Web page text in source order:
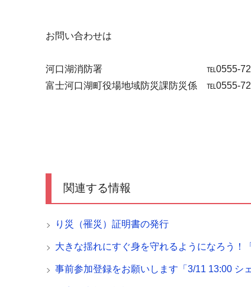
お問い合わせは
河口湖消防署 ℡0555-72-
富士河口湖町役場地域防災課防災係 ℡0555-
関連する情報
り災（罹災）証明書の発行
大きな揺れにすぐ身を守れるようになろう！
事前参加登録をお願いします「3/11 13:00 シ